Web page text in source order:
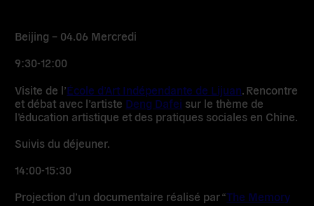
Beijing – 04.06 Mercredi
9:30-12:00
Visite de l’École d’Art Indépendante de Lijuan . Rencontre
et débat avec l’artiste Deng Dafei sur le thème de
l’éducation artistique et des pratiques sociales en Chine.
Suivis du déjeuner.
14:00-15:30
Projection d’un documentaire réalisé par “The Memory